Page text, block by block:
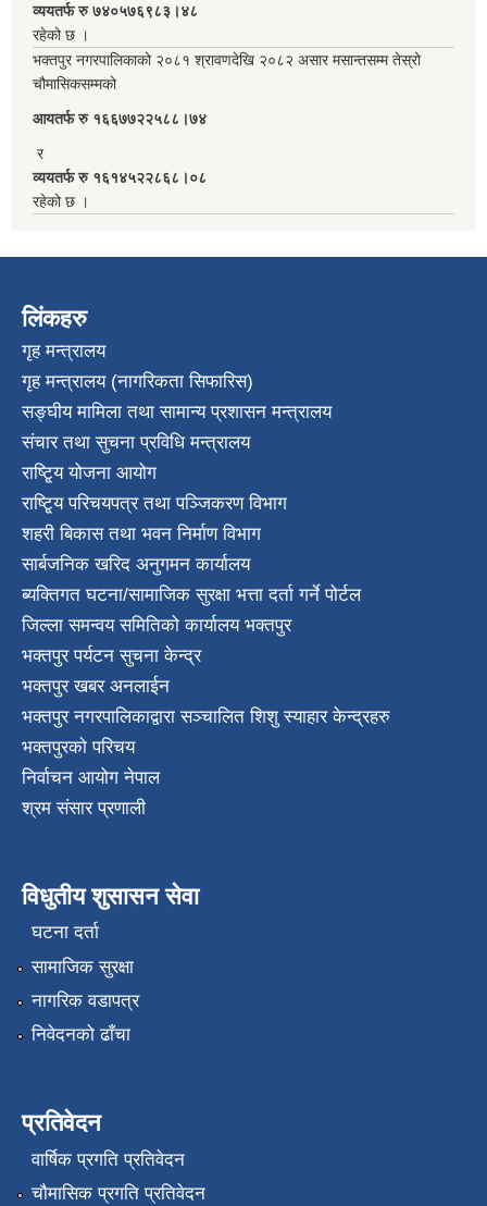
व्ययतर्फ रु ७४०५७६९८३।४८
रहेको छ ।
भक्तपुर नगरपालिकाको २०८१ श्रावणदेखि २०८२ असार मसान्तसम्म तेस्रो
चौमासिकसम्मको
आयतर्फ रु‌ १६६७७२२५८८।७४
र
व्ययतर्फ रु १६१४५२२८६८।०८
रहेको छ ।
लिंकहरु
गृह मन्त्रालय
गृह मन्त्रालय (नागरिकता सिफारिस)
सङ्घीय मामिला तथा सामान्य प्रशासन मन्त्रालय
संचार तथा सुचना प्रविधि मन्त्रालय
राष्टि्ृय योजना आयोग
राष्टि्ृय परिचयपत्र तथा पञ्जिकरण विभाग
शहरी बिकास तथा भवन निर्माण विभाग
सार्बजनिक खरिद अनुगमन कार्यालय
ब्यक्तिगत घटना/सामाजिक सुरक्षा भत्ता दर्ता गर्ने पोर्टल
जिल्ला समन्वय समितिको कार्यालय भक्तपुर
भक्तपुर पर्यटन सुचना केन्द्र
भक्तपुर खबर अनलाईन
भक्तपुर नगरपालिकाद्वारा सञ्चालित शिशु स्याहार केन्द्रहरु
भक्तपुरकाे परिचय
निर्वाचन आयोग नेपाल
श्रम संसार प्रणाली
विधुतीय शुसासन सेवा
घटना दर्ता
सामाजिक सुरक्षा
नागरिक वडापत्र
निवेदनको ढाँचा
प्रतिवेदन
वार्षिक प्रगति प्रतिवेदन
चौमासिक प्रगति प्रतिवेदन